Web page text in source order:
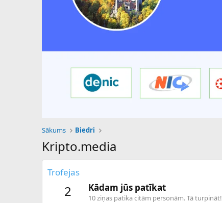
Sākums Biedri
Kripto.media
Trofejas
2 Kādam jūs patīkat
10 ziņas patika citām personām. Tā turpināt!